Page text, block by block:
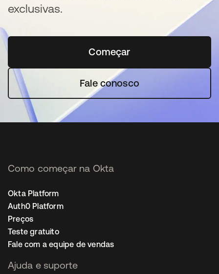
exclusivas.
Começarabre em uma nova guia
Fale conosco
Como começar na Okta
Okta Platform
Auth0 Platform
Preços
Teste gratuito
Fale com a equipe de vendas
Ajuda e suporte